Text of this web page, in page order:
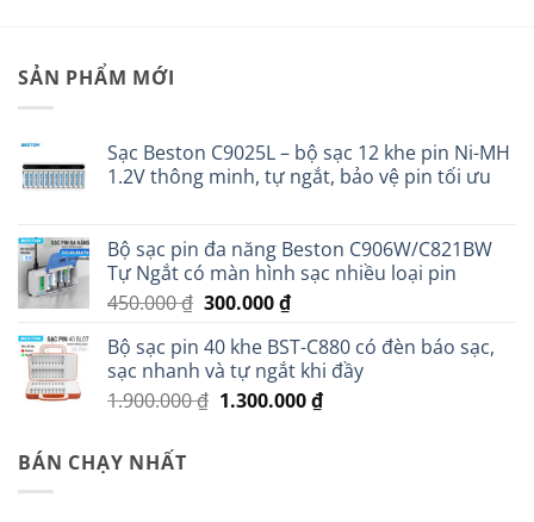
SẢN PHẨM MỚI
Sạc Beston C9025L – bộ sạc 12 khe pin Ni-MH
1.2V thông minh, tự ngắt, bảo vệ pin tối ưu
Bộ sạc pin đa năng Beston C906W/C821BW
Tự Ngắt có màn hình sạc nhiều loại pin
450.000₫ Giá
là:
450.000 ₫.
300.000₫Giá
tại
là:
300.000 ₫.
Bộ sạc pin 40 khe BST-C880 có đèn báo sạc,
sạc nhanh và tự ngắt khi đầy
1.900.000₫ Giá
1.300.000₫Giá
BÁN CHẠY NHẤT